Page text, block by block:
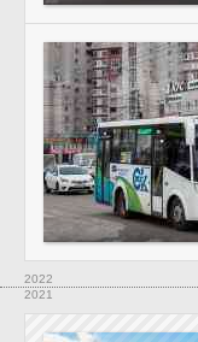
2022
2021